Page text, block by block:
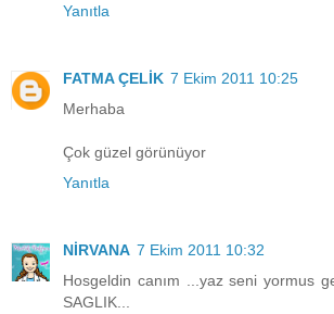
Yanıtla
FATMA ÇELİK 7 Ekim 2011 10:25
Merhaba
Çok güzel görünüyor
Yanıtla
NİRVANA 7 Ekim 2011 10:32
Hosgeldin canım ...yaz seni yormus
SAGLIK...